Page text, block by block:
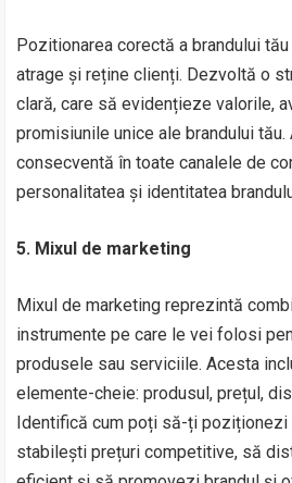
Pozitionarea corectă a brandului
atrage și reține clienți. Dezvoltă o
clară, care să evidențieze valorile,
promisiunile unice ale brandului
consecventă în toate canalele de
personalitatea și identitatea
5. Mixul de marketing
Mixul de marketing reprezintă
instrumente pe care le vei folosi
produsele sau serviciile. Acesta
elemente-cheie: produsul, prețul,
Identifică cum poți să-ți poziționezi
stabilești prețuri competitive, să